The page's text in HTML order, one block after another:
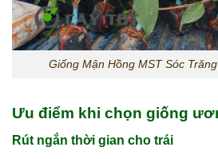
Giống Mận Hồng MST Sóc
Ưu điểm khi chọn giống
Rút ngắn thời gian cho trái